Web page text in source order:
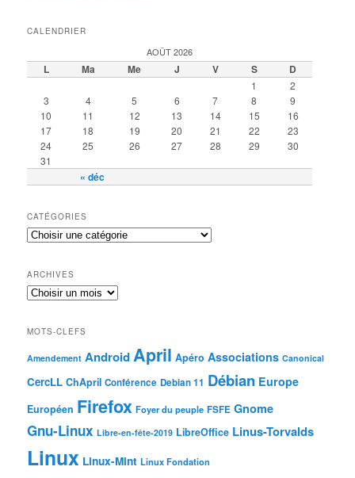
CALENDRIER
AOÛT 2026
L Ma Me J V S D
« déc
1
2
3
4 5 6 7 8
9
10
11 12 13 14 15
16
17
18 19 20 21 22
23
24
25 26 27 28 29
30
31
CATÉGORIES
ARCHIVES
MOTS-CLEFS
Amendement AndroidApril Apéro Associations Canonical
CercLL ChApril Conférence Debian 11 Débian Europe
Européen Firefox Foyer du peuple FSFE Gnome
Gnu-Linux Libre-en-fête-2019 LibreOffice Linus-Torvalds
Linux Linux-Mint Linux Fondation